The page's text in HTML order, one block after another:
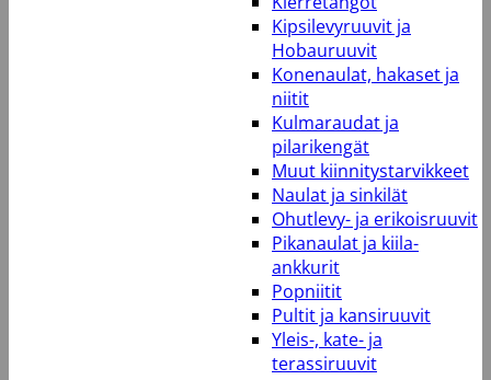
Kipsilevyruuvit ja
Hobauruuvit
Konenaulat, hakaset ja
niitit
Kulmaraudat ja
pilarikengät
Muut kiinnitystarvikkeet
Naulat ja sinkilät
Ohutlevy- ja erikoisruuvit
Pikanaulat ja kiila-
ankkurit
Popniitit
Pultit ja kansiruuvit
Yleis-, kate- ja
terassiruuvit